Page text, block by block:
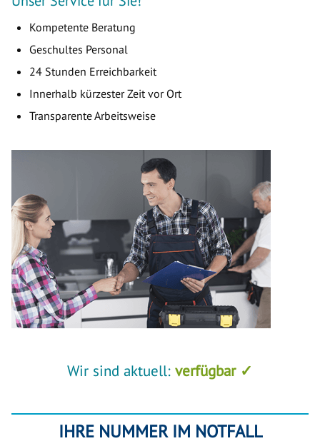
Kompetente Beratung
Geschultes Personal
24 Stunden Erreichbarkeit
Innerhalb kürzester Zeit vor Ort
Transparente Arbeitsweise
Wir sind aktuell: verfügbar ✓
IHRE NUMMER IM NOTFALL